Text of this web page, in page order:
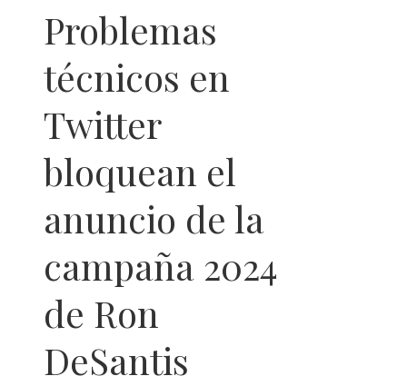
Problemas
técnicos en
Twitter
bloquean el
anuncio de la
campaña 2024
de Ron
DeSantis